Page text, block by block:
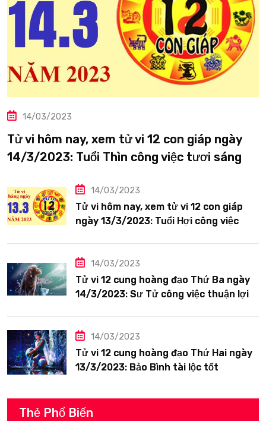
14/03/2023
Tử vi hôm nay, xem tử vi 12 con giáp ngày
14/3/2023: Tuổi Thìn công việc tươi sáng
14/03/2023
Tử vi hôm nay, xem tử vi 12 con giáp
ngày 13/3/2023: Tuổi Hợi công việc
14/03/2023
Tử vi 12 cung hoàng đạo Thứ Ba ngày
14/3/2023: Sư Tử công việc thuận lợi
14/03/2023
Tử vi 12 cung hoàng đạo Thứ Hai ngày
13/3/2023: Bảo Bình tài lộc tốt
Thẻ Phổ Biến